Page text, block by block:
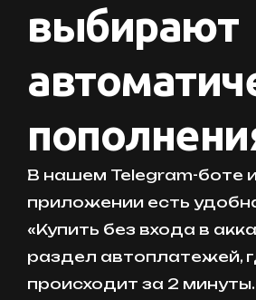
выбирают
В нашем Telegram-боте
приложении есть
«Купить без входа в
раздел автоплатежей,
происходит за 2